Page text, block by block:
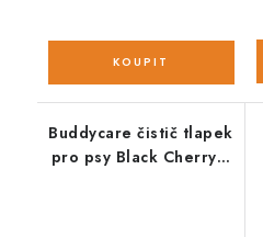
Buddycare čistič tlapek
pro psy Black Cherry s